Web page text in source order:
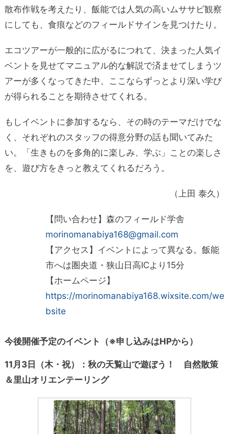
散布作戦を考えたり、飯能では人気の高いムササビ観察
にしても、食痕などのフィールドサインを見つけたり。
エコツアーが一般的に広がるにつれて、決まった人気イ
ベントを見せてマニュアル的な解説で済ませてしまうツ
アーが多くなってきた中、ここならずっとより深い学び
が得られることを期待させてくれる。
もしイベントに参加するなら、その時のテーマだけでな
く、それぞれのスタッフの得意分野の話も聞いてみた
い。「生きものを多角的に楽しみ、学ぶ」ことの楽しさ
を、遊び方をきっと教えてくれるだろう。
（上田 泰久）
【問い合わせ】森のフィールド学舎
morinomanabiya168@gmail.com
【アクセス】イベントによって異なる。飯能
市へは圏央道・狭山日高ICより15分
【ホームページ】
https://morinomanabiya168.wixsite.com/we
bsite
今後開催予定のイベント（※申し込みはHPから）
11月3日（木・祝）：秋の天覧山で遊ぼう！ 自然散策
＆里山オリエンテーリング